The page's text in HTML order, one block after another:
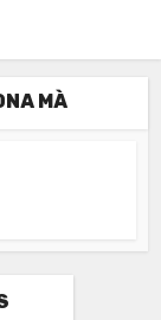
MÀ